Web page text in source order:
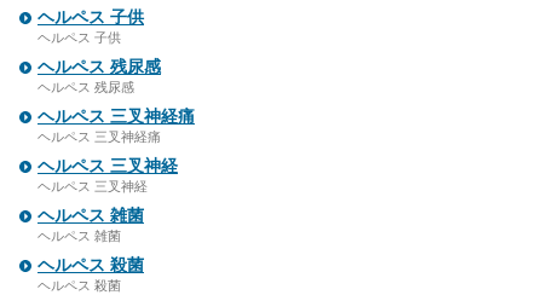
ヘルペス 子供
ヘルペス 子供
ヘルペス 残尿感
ヘルペス 残尿感
ヘルペス 三叉神経痛
ヘルペス 三叉神経痛
ヘルペス 三叉神経
ヘルペス 三叉神経
ヘルペス 雑菌
ヘルペス 雑菌
ヘルペス 殺菌
ヘルペス 殺菌